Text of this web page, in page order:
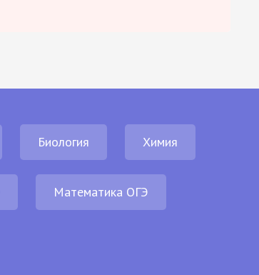
Биология Химия
Математика ОГЭ